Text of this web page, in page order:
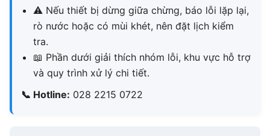
⚠ Nếu thiết bị dừng giữa chừng, báo lỗi lặp lại,
rò nước hoặc có mùi khét, nên đặt lịch kiểm
tra.
📖 Phần dưới giải thích nhóm lỗi, khu vực hỗ trợ
và quy trình xử lý chi tiết.
📞 Hotline: 028 2215 0722